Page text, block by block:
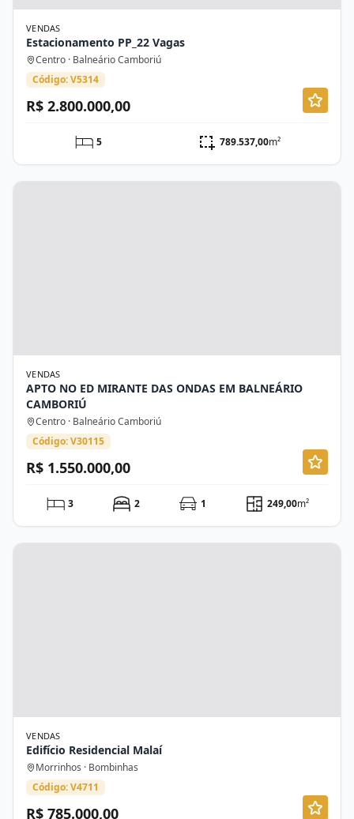
VENDAS
Estacionamento PP_22 Vagas
Centro · Balneário Camboriú
Código: V5314
R$ 2.800.000,00
5 789.537,00m²
VENDAS
APTO NO ED MIRANTE DAS ONDAS EM BALNEÁRIO
CAMBORIÚ
Centro · Balneário Camboriú
Código: V30115
R$ 1.550.000,00
3 2 1 249,00m²
VENDAS
Edifício Residencial Malaí
Morrinhos · Bombinhas
Código: V4711
R$ 785.000,00